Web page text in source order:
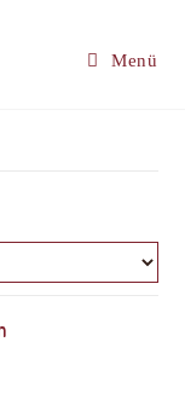
Menü